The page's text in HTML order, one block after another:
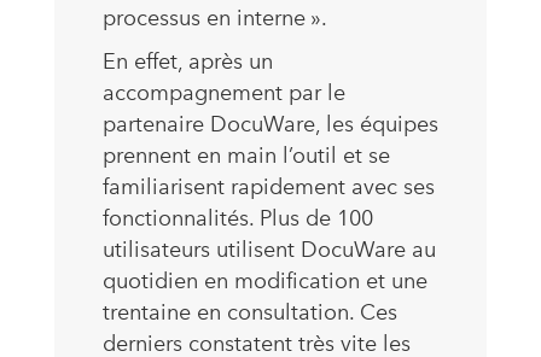
processus en interne ».
En effet, après un
accompagnement par le
partenaire DocuWare, les équipes
prennent en main l’outil et se
familiarisent rapidement avec ses
fonctionnalités. Plus de 100
utilisateurs utilisent DocuWare au
quotidien en modification et une
trentaine en consultation. Ces
derniers constatent très vite les